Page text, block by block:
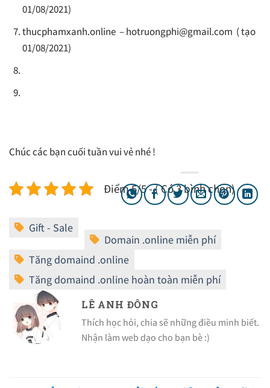
01/08/2021)
thucphamxanh.online –hotruongphi@gmail.com ( tạo
01/08/2021)
Chúc các bạn cuối tuần vui vẻ nhé !
Điểm 5/5 - ( Có 3 bình chọn)
LÊ ANH ĐÔNG
Thích học hỏi, chia sẽ những điều minh biết.
Nhận làm web dạo cho bạn bè :)